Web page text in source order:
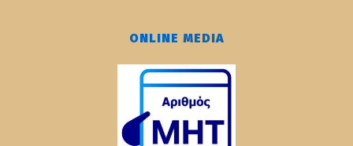
ONLINE MEDIA